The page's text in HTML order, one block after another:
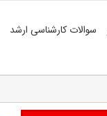
سوالات کارشناسی ارشد